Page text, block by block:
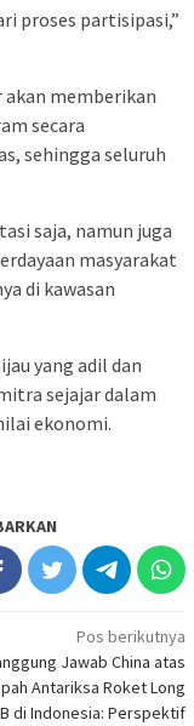
proses partisipasi,”
akan memberikan
secara
sehingga seluruh
saja, namun juga
masyarakat
di kawasan
yang adil dan
sejajar dalam
ekonomi.
Pos berikutnya
Jawab China atas
Antariksa Roket Long
di Indonesia: Perspektif